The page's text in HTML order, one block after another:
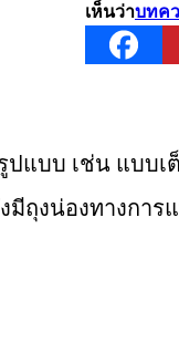
เห็นว่าบทค
ปแบบ เช่น แบบ
งน่องทางการ